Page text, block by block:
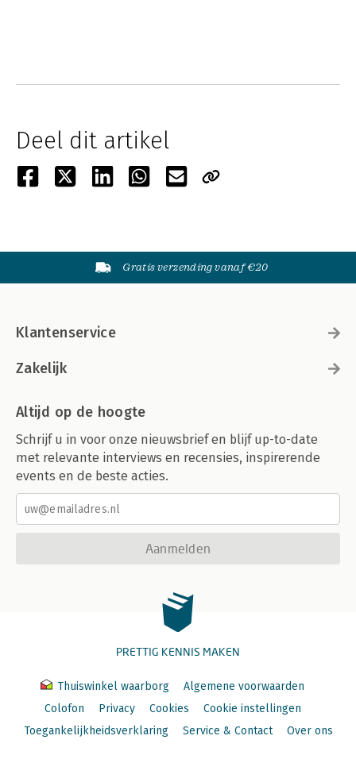
Deel dit artikel
Gratis verzending vanaf €20
Klantenservice
Zakelijk
Altijd op de hoogte
Schrijf u in voor onze nieuwsbrief en blijf up-to-date
met relevante interviews en recensies, inspirerende
events en de beste acties.
Aanmelden
PRETTIG KENNIS MAKEN
Thuiswinkel waarborg
Algemene voorwaarden
Colofon
Privacy Cookies
Cookie instellingen
Toegankelijkheidsverklaring
Service & Contact Over ons